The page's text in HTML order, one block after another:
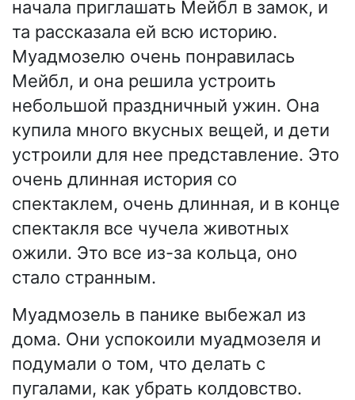
начала приглашать Мейбл в замок, и
та рассказала ей всю историю.
Муадмозелю очень понравилась
Мейбл, и она решила устроить
небольшой праздничный ужин. Она
купила много вкусных вещей, и дети
устроили для нее представление. Это
очень длинная история со
спектаклем, очень длинная, и в конце
спектакля все чучела животных
ожили. Это все из-за кольца, оно
стало странным.
Муадмозель в панике выбежал из
дома. Они успокоили муадмозеля и
подумали о том, что делать с
пугалами, как убрать колдовство.